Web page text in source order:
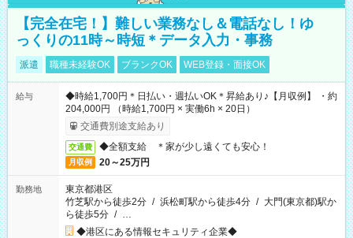
【完全在宅！】難しい業務なし＆電話なし！ゆ
っくりの11時～時短＊データ入力・事務
派遣 職種未経験OK ブランクOK WEB登録・面接OK
給与
◆時給1,700円＊日払い・週払いOK＊昇給あり♪【月収例】 ・約
204,000円 （時給1,700円 × 実働6h × 20日）
交通費別途支給あり
交通費 ◆全額支給 ＊家が少し遠くても安心！
月収例 20～25万円
勤務地
東京都港区
竹芝駅から徒歩2分 / 浜松町駅から徒歩4分 / 大門(東京都)駅か
ら徒歩5分 / …
◆港区にある情報セキュリティ企業◆